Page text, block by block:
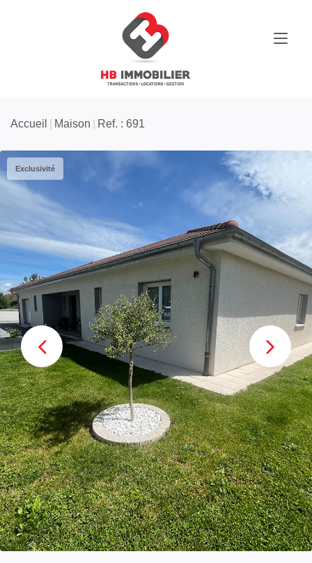
Accueil Maison Ref. : 691
Exclusivité